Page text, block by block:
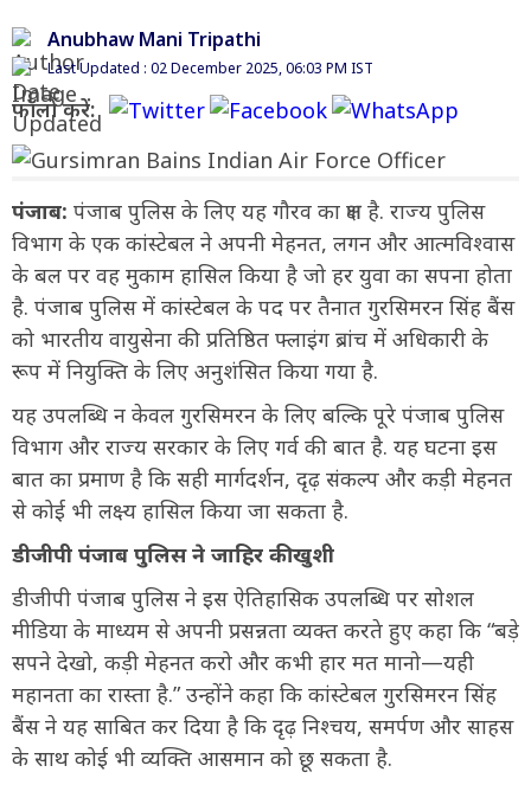
Anubhaw Mani Tripathi
Last Updated : 02 December 2025, 06:03 PM IST
फॉलो करें:
पंजाब: पंजाब पुलिस के लिए यह गौरव का क्षण है. राज्य पुलिस
विभाग के एक कांस्टेबल ने अपनी मेहनत, लगन और आत्मविश्वास
के बल पर वह मुकाम हासिल किया है जो हर युवा का सपना होता
है. पंजाब पुलिस में कांस्टेबल के पद पर तैनात गुरसिमरन सिंह बैंस
को भारतीय वायुसेना की प्रतिष्ठित फ्लाइंग ब्रांच में अधिकारी के
रूप में नियुक्ति के लिए अनुशंसित किया गया है.
यह उपलब्धि न केवल गुरसिमरन के लिए बल्कि पूरे पंजाब पुलिस
विभाग और राज्य सरकार के लिए गर्व की बात है. यह घटना इस
बात का प्रमाण है कि सही मार्गदर्शन, दृढ़ संकल्प और कड़ी मेहनत
से कोई भी लक्ष्य हासिल किया जा सकता है.
डीजीपी पंजाब पुलिस ने जाहिर की खुशी
डीजीपी पंजाब पुलिस ने इस ऐतिहासिक उपलब्धि पर सोशल
मीडिया के माध्यम से अपनी प्रसन्नता व्यक्त करते हुए कहा कि “बड़े
सपने देखो, कड़ी मेहनत करो और कभी हार मत मानो—यही
महानता का रास्ता है.” उन्होंने कहा कि कांस्टेबल गुरसिमरन सिंह
बैंस ने यह साबित कर दिया है कि दृढ़ निश्चय, समर्पण और साहस
के साथ कोई भी व्यक्ति आसमान को छू सकता है.